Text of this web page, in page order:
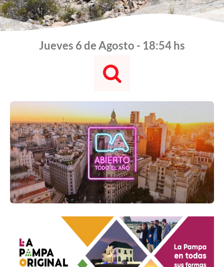
Jueves 6 de Agosto - 18:54 hs